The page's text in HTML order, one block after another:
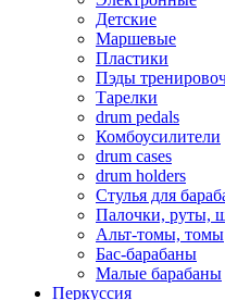
Детские
Маршевые
Пластики
Пэды
Тарелки
drum pedals
Комбоусилители
drum cases
drum holders
Стулья для
Палочки, руты,
Альт-томы, томы
Бас-барабаны
Малые барабаны
Перкуссия